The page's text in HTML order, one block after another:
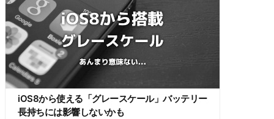
iOS8から使える「グレースケール」バッテリー
長持ちには影響しないかも